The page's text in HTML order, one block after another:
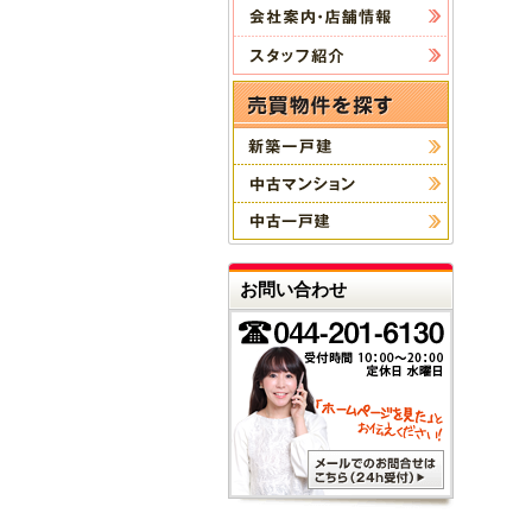
お問い合わせ